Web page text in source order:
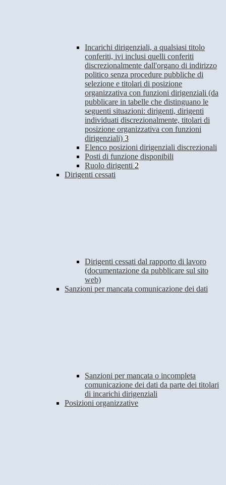
Incarichi dirigenziali, a qualsiasi titolo
conferiti, ivi inclusi quelli conferiti
discrezionalmente dall'organo di indirizzo
politico senza procedure pubbliche di
selezione e titolari di posizione
organizzativa con funzioni dirigenziali (da
pubblicare in tabelle che distinguano le
seguenti situazioni: dirigenti, dirigenti
individuati discrezionalmente, titolari di
posizione organizzativa con funzioni
dirigenziali) 3
Elenco posizioni dirigenziali discrezionali
Posti di funzione disponibili
Ruolo dirigenti 2
Dirigenti cessati
Dirigenti cessati dal rapporto di lavoro
(documentazione da pubblicare sul sito
web)
Sanzioni per mancata comunicazione dei dati
Sanzioni per mancata o incompleta
comunicazione dei dati da parte dei titolari
di incarichi dirigenziali
Posizioni organizzative